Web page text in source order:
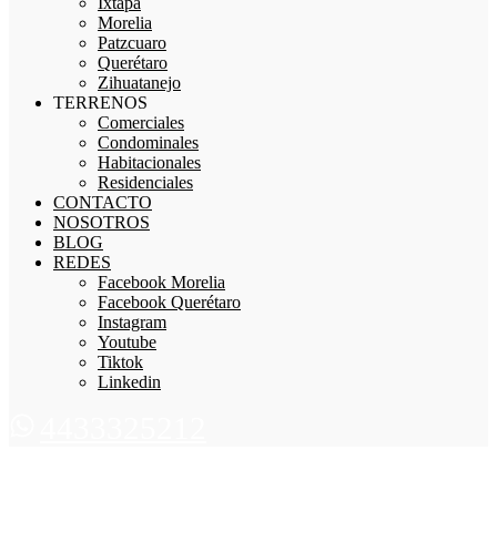
Morelia
Patzcuaro
Querétaro
Zihuatanejo
TERRENOS
Comerciales
Condominales
Habitacionales
Residenciales
CONTACTO
NOSOTROS
BLOG
REDES
Facebook Morelia
Facebook Querétaro
Instagram
Youtube
Tiktok
Linkedin